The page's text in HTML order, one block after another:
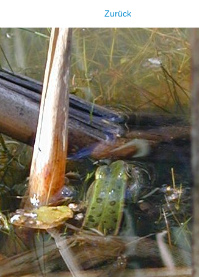
Zurück